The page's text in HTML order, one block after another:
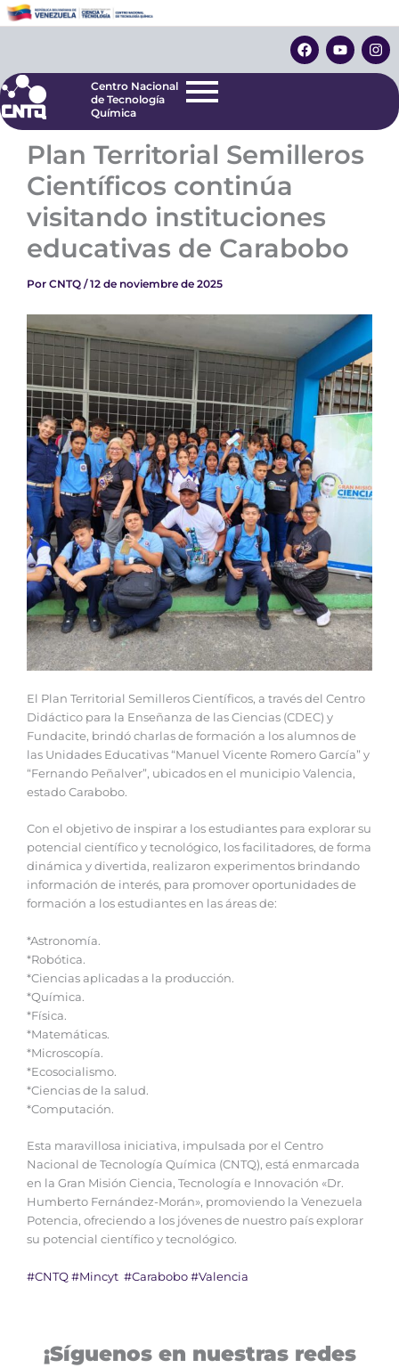
al
F
a
c
o
k
Y
o
u
e
I
n
s
r
Centro Nacional
de Tecnología
Centro Nacional
de Tecnología
Química
Plan Territorial Semilleros
Científicos continúa
visitando instituciones
educativas de Carabobo
Por CNTQ /12 de noviembre de 2025
El Plan Territorial Semilleros Científicos, a través del Centro
Didáctico para la Enseñanza de las Ciencias (CDEC) y
Fundacite, brindó charlas de formación a los alumnos de
las Unidades Educativas “Manuel Vicente Romero García” y
“Fernando Peñalver”, ubicados en el municipio Valencia,
estado Carabobo.
Con el objetivo de inspirar a los estudiantes para explorar su
potencial científico y tecnológico, los facilitadores, de forma
dinámica y divertida, realizaron experimentos brindando
información de interés, para promover oportunidades de
formación a los estudiantes en las áreas de:
*Astronomía.
*Robótica.
*Ciencias aplicadas a la producción.
*Química.
*Física.
*Matemáticas.
*Microscopía.
*Ecosocialismo.
*Ciencias de la salud.
*Computación.
Esta maravillosa iniciativa, impulsada por el Centro
Nacional de Tecnología Química (CNTQ), está enmarcada
en la Gran Misión Ciencia, Tecnología e Innovación «Dr.
Humberto Fernández-Morán», promoviendo la Venezuela
Potencia, ofreciendo a los jóvenes de nuestro país explorar
su potencial científico y tecnológico.
#CNTQ #Mincyt #Carabobo #Valencia
¡Síguenos en nuestras redes